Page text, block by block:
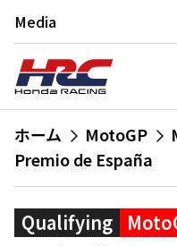
Media
ホーム MotoGP
Premio de España
Qualifying